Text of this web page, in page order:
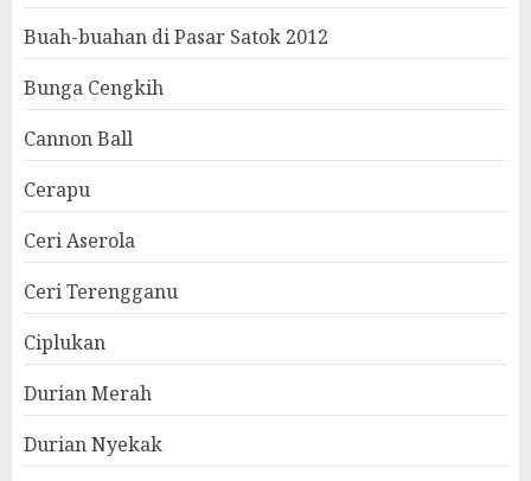
Buah-buahan di Pasar Satok 2012
Bunga Cengkih
Cannon Ball
Cerapu
Ceri Aserola
Ceri Terengganu
Ciplukan
Durian Merah
Durian Nyekak